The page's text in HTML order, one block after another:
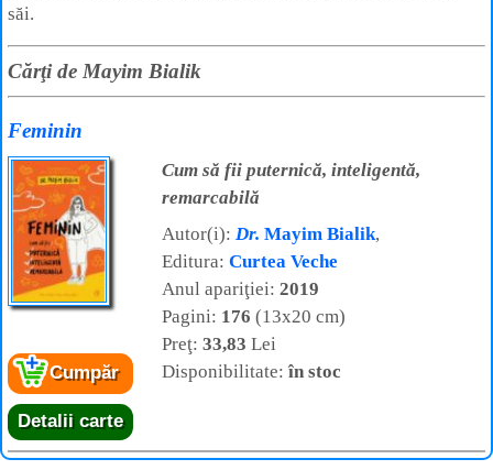
săi.
Cărţi de Mayim Bialik
Feminin
Cumpăr
Detalii carte
Cum să fii puternică, inteligentă,
remarcabilă
Autor(i): Dr. Mayim Bialik,
Editura: Curtea Veche
Anul apariţiei: 2019
Pagini: 176 (13x20 cm)
Preţ: 33,83 Lei
Disponibilitate:în stoc